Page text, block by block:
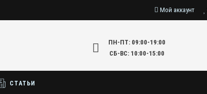
Мой аккаунт
ПН-ПТ: 09:00-19:00
СБ-ВС: 10:00-15:00
СТАТЬИ